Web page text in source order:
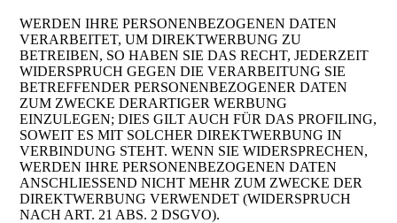
WERDEN IHRE PERSONENBEZOGENEN DATEN
VERARBEITET, UM DIREKTWERBUNG ZU
BETREIBEN, SO HABEN SIE DAS RECHT, JEDERZEIT
WIDERSPRUCH GEGEN DIE VERARBEITUNG SIE
BETREFFENDER PERSONENBEZOGENER DATEN
ZUM ZWECKE DERARTIGER WERBUNG
EINZULEGEN; DIES GILT AUCH FÜR DAS PROFILING,
SOWEIT ES MIT SOLCHER DIREKTWERBUNG IN
VERBINDUNG STEHT. WENN SIE WIDERSPRECHEN,
WERDEN IHRE PERSONENBEZOGENEN DATEN
ANSCHLIESSEND NICHT MEHR ZUM ZWECKE DER
DIREKTWERBUNG VERWENDET (WIDERSPRUCH
NACH ART. 21 ABS. 2 DSGVO).